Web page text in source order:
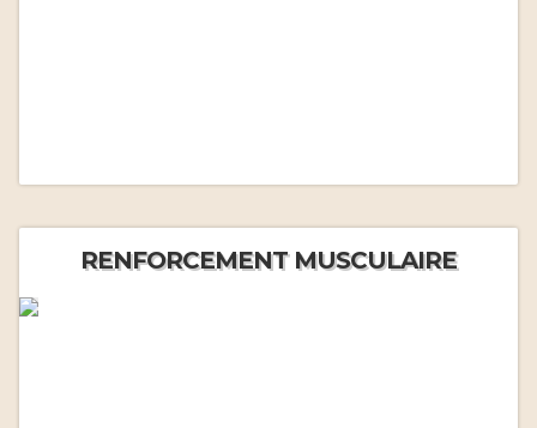
RENFORCEMENT MUSCULAIRE